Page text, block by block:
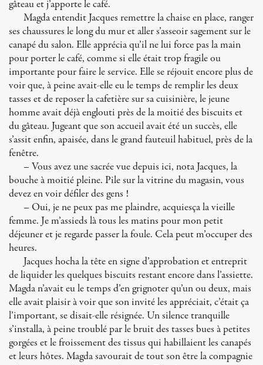
gâteau et j’apporte le café.
Magda entendit Jacques remettre la chaise en place, ranger
ses chaussures le long du mur et aller s’asseoir sagement sur le
canapé du salon. Elle apprécia qu’il ne lui force pas la main
pour porter le café, comme si elle était trop fragile ou
importante pour faire le service. Elle se réjouit encore plus de
voir que, à peine avait-elle eu le temps de remplir les deux
tasses et de reposer la cafetière sur sa cuisinière, le jeune
homme avait déjà englouti près de la moitié des biscuits et
du gâteau. Jugeant que son accueil avait été un succès, elle
s’assit enfin, apaisée, dans le grand fauteuil habituel, près de la
fenêtre.
– Vous avez une sacrée vue depuis ici, nota Jacques, la
bouche à moitié pleine. Pile sur la vitrine du magasin, vous
devez en voir défiler des gens !
– Oui, je ne peux pas me plaindre, acquiesça la vieille
femme. Je m’assieds là tous les matins pour mon petit
déjeuner et je regarde passer la foule. Cela peut m’occuper des
heures.
Jacques hocha la tête en signe d’approbation et entreprit
de liquider les quelques biscuits restant encore dans l’assiette.
Magda n’avait eu le temps d’en grignoter qu’un ou deux, mais
elle avait plaisir à voir que son invité les appréciait, c’était ça
l’important, se disait-elle résignée. Un silence tranquille
s’installa, à peine troublé par le bruit des tasses bues à petites
gorgées et le froissement des tissus qui habillaient les canapés
et leurs hôtes. Magda savourait de tout son être la compagnie